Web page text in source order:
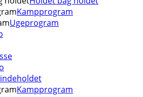
Kampprogram
Ugeprogram
Kampprogram